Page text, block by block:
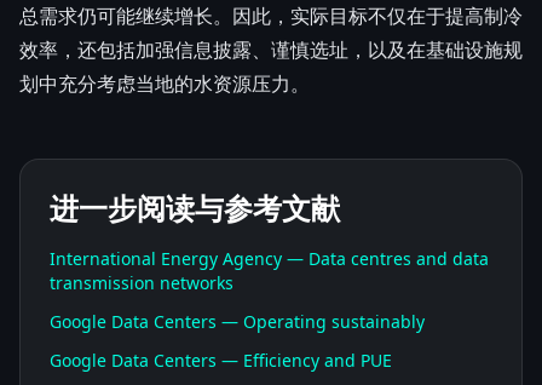
总需求仍可能继续增长。因此，实际目标不仅在于提高制冷
效率，还包括加强信息披露、谨慎选址，以及在基础设施规
划中充分考虑当地的水资源压力。
进一步阅读与参考文献
International Energy Agency — Data centres and data
transmission networks
Google Data Centers — Operating sustainably
Google Data Centers — Efficiency and PUE